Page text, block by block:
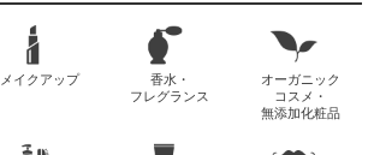
メイクアップ
香水・
フレグランス
オーガニック
コスメ・
無添加化粧品